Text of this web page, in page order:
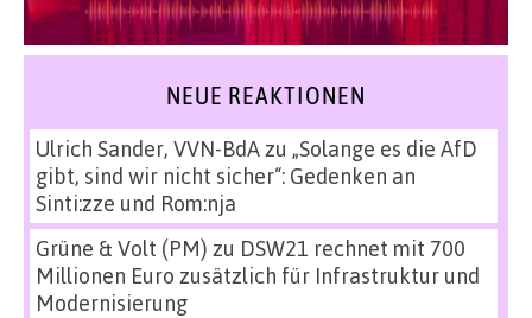
NEUE REAKTIONEN
Ulrich Sander, VVN-BdAzu „Solange es die AfD
gibt, sind wir nicht sicher“: Gedenken an
Sinti:zze und Rom:nja
Grüne & Volt (PM) zu DSW21 rechnet mit 700
Millionen Euro zusätzlich für Infrastruktur und
Modernisierung